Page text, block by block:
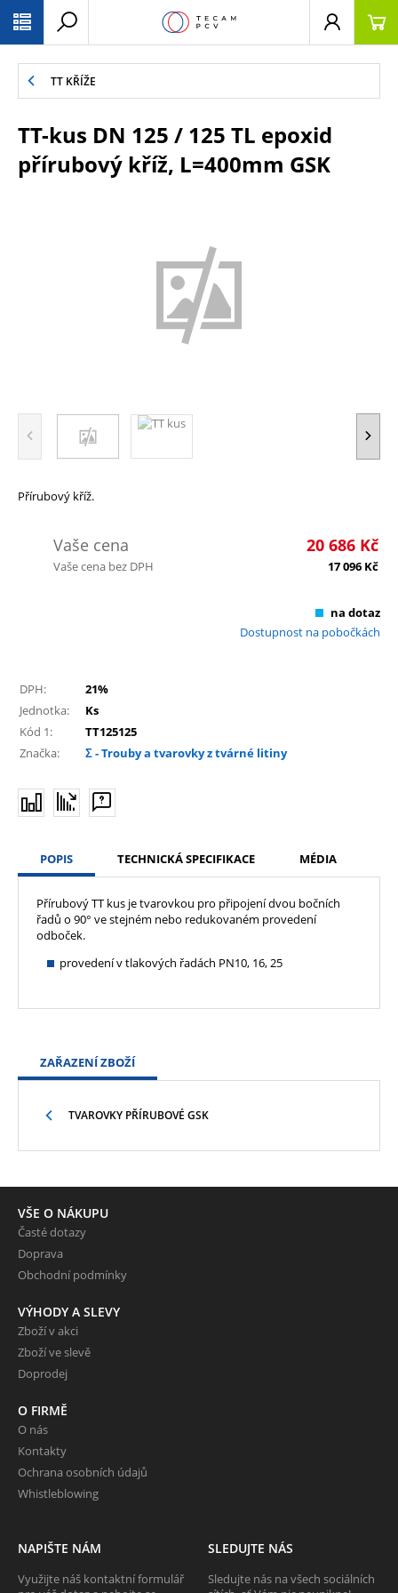
TT KŘÍŽE
TT-kus DN 125 / 125 TL epoxid
přírubový kříž, L=400mm GSK
Přírubový kříž.
Vaše cena 20 686 Kč
Vaše cena bez DPH 17 096 Kč
na dotaz
Dostupnost na pobočkách
DPH:
21%
Jednotka:
Ks
Kód 1:
TT125125
Značka:
Σ - Trouby a tvarovky z tvárné litiny
POPIS TECHNICKÁ SPECIFIKACE MÉDIA
Přírubový TT kus je tvarovkou pro připojení dvou bočních
řadů o 90° ve stejném nebo redukovaném provedení
odboček.
provedení v tlakových řadách PN10, 16, 25
ZAŘAZENÍ ZBOŽÍ
TVAROVKY PŘÍRUBOVÉ GSK
VŠE O NÁKUPU
Časté dotazy
Doprava
Obchodní podmínky
VÝHODY A SLEVY
Zboží v akci
Zboží ve slevě
Doprodej
O FIRMĚ
O nás
Kontakty
Ochrana osobních údajů
Whistleblowing
NAPIŠTE NÁM
Využijte náš kontaktní formulář
SLEDUJTE NÁS
Sledujte nás na všech sociálních